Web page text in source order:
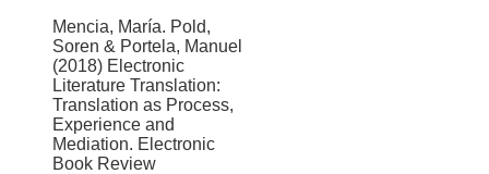
Mencia, María. Pold,
Soren & Portela, Manuel
(2018) Electronic
Literature Translation:
Translation as Process,
Experience and
Mediation. Electronic
Book Review